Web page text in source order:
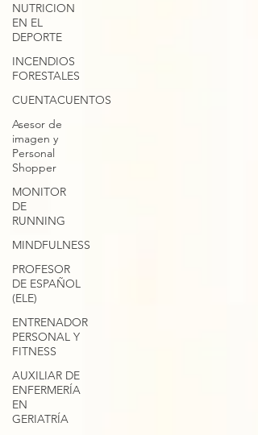
NUTRICION
EN EL
DEPORTE
INCENDIOS
FORESTALES
CUENTACUENTOS
Asesor de
imagen y
Personal
Shopper
MONITOR
DE
RUNNING
MINDFULNESS
PROFESOR
DE ESPAÑOL
(ELE)
ENTRENADOR
PERSONAL Y
FITNESS
AUXILIAR DE
ENFERMERÍA
EN
GERIATRÍA